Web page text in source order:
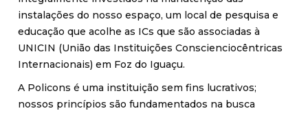
instalações do nosso espaço, um local de pesquisa e
educação que acolhe as ICs que são associadas à
UNICIN (União das Instituições Conscienciocêntricas
Internacionais) em Foz do Iguaçu.
A Policons é uma instituição sem fins lucrativos;
nossos princípios são fundamentados na busca